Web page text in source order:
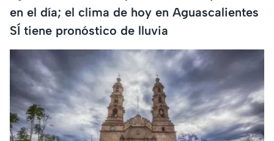
en el día; el clima de hoy en Aguascalientes
SÍ tiene pronóstico de lluvia